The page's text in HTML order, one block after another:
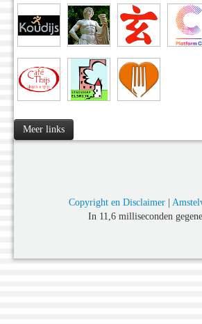
Meer links
Copyright en Disclaimer|
In 11,6 milliseconden